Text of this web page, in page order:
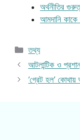
অর্থনীতির
আমদানি
Categories
তথ্য
আটলান্টিক ও
‘গ্রেট হল’